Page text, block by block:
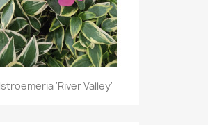
'River Valley'